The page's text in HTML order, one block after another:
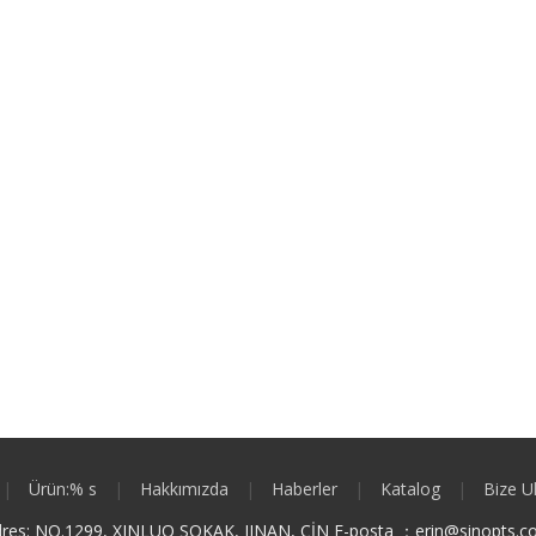
| Ürün:% s | Hakkımızda | Haberler | Katalog |
Bize
NO.1299, XINLUO SOKAK, JINAN, ÇİN E-posta ： e